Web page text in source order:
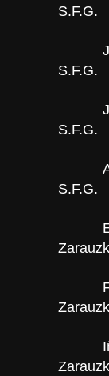
S.F.G.
S.F.G.
S.F.G.
S.F.G.